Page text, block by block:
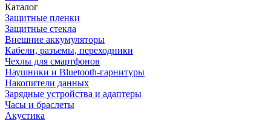
Каталог
Защитные пленки
Защитные стекла
Внешние аккумуляторы
Кабели, разъемы, переходники
Чехлы для смартфонов
Наушники и Bluetooth-гарнитуры
Накопители данных
Зарядные устройства и адаптеры
Часы и браслеты
Акустика